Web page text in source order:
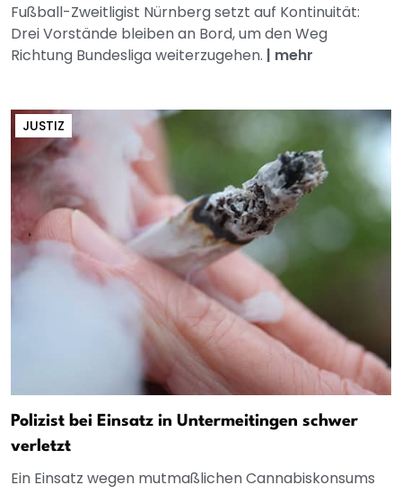
Fußball-Zweitligist Nürnberg setzt auf Kontinuität:
Drei Vorstände bleiben an Bord, um den Weg
Richtung Bundesliga weiterzugehen. | mehr
JUSTIZ
Polizist bei Einsatz in Untermeitingen schwer
verletzt
Ein Einsatz wegen mutmaßlichen Cannabiskonsums